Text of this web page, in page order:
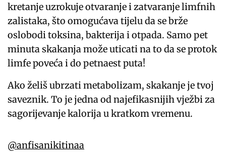
kretanje uzrokuje otvaranje i zatvaranje limfnih
zalistaka, što omogućava tijelu da se brže
oslobodi toksina, bakterija i otpada. Samo pet
minuta skakanja može uticati na to da se protok
limfe poveća i do petnaest puta!
Ako želiš ubrzati metabolizam, skakanje je tvoj
saveznik. To je jedna od najefikasnijih vježbi za
sagorijevanje kalorija u kratkom vremenu.
@anfisanikitinaa